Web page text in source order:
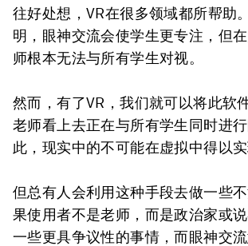
往好处想，VR在很多领域都所帮助
明，眼神交流会使学生更专注，但
师根本无法与所有学生对视。
然而，有了VR，我们就可以将此
老师看上去正在与所有学生同时进
此，现实中的不可能在虚拟中得以实
但总有人会利用这种手段去做一些
果使用者不是老师，而是政治家或
一些更具争议性的事情，而眼神交